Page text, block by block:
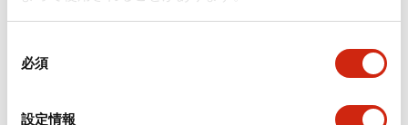
必須
設定情報
電気的仕様(照光部定格)
環境仕様